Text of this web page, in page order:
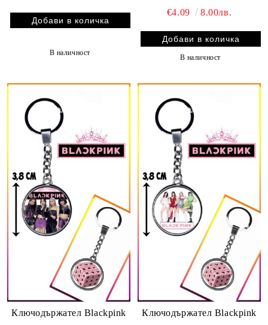
В наличност
€4.09
8.00лв.
В наличност
Ключодържател Blackpink
Ключодържател Blackpink